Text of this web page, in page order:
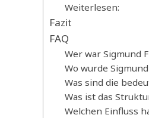
Weiterlesen:
Fazit
FAQ
Wer war Sigmund
Wo wurde
Was sind die
Was ist das
Welchen Einfluss